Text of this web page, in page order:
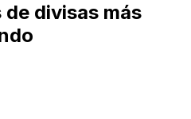
divisas más